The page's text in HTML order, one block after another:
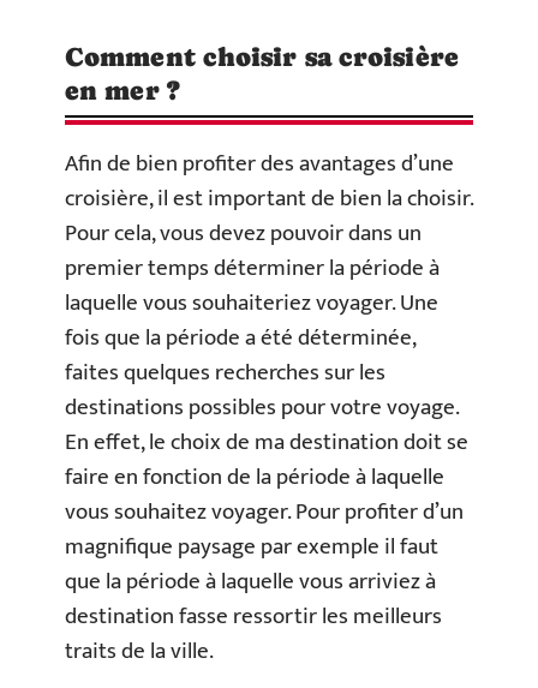
Comment choisir sa croisière
en mer ?
Afin de bien profiter des avantages d’une
croisière, il est important de bien la choisir.
Pour cela, vous devez pouvoir dans un
premier temps déterminer la période à
laquelle vous souhaiteriez voyager. Une
fois que la période a été déterminée,
faites quelques recherches sur les
destinations possibles pour votre voyage.
En effet, le choix de ma destination doit se
faire en fonction de la période à laquelle
vous souhaitez voyager. Pour profiter d’un
magnifique paysage par exemple il faut
que la période à laquelle vous arriviez à
destination fasse ressortir les meilleurs
traits de la ville.